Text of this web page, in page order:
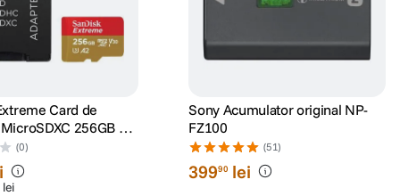
Card de
256GB A2
I U3 + Adaptor SD
Deluxe
(0)
lei
Sony Acumulator original NP-
FZ100
(51)
39990 lei